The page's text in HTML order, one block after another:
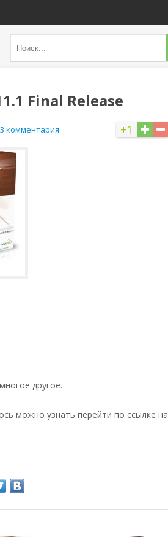
Final Release
+1
3 комментария
другое.
можно узнать перейти по ссылке на